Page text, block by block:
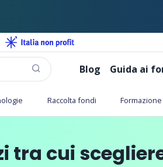
Blog Guida ai
Raccolta fondi Formazione
tra cui